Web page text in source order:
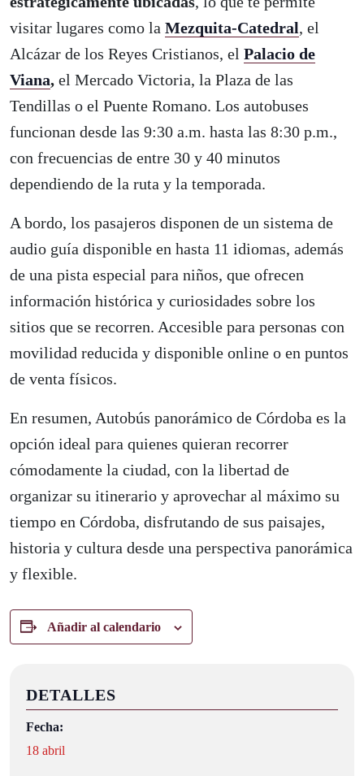
visitar lugares como la Mezquita-Catedral, el
Alcázar de los Reyes Cristianos, el Palacio de
Viana, el Mercado Victoria, la Plaza de las
Tendillas o el Puente Romano. Los autobuses
funcionan desde las 9:30 a.m. hasta las 8:30 p.m.,
con frecuencias de entre 30 y 40 minutos
dependiendo de la ruta y la temporada.
A bordo, los pasajeros disponen de un sistema de
audio guía disponible en hasta 11 idiomas, además
de una pista especial para niños, que ofrecen
información histórica y curiosidades sobre los
sitios que se recorren. Accesible para personas con
movilidad reducida y disponible online o en puntos
de venta físicos.
En resumen, Autobús panorámico de Córdoba es la
opción ideal para quienes quieran recorrer
cómodamente la ciudad, con la libertad de
organizar su itinerario y aprovechar al máximo su
tiempo en Córdoba, disfrutando de sus paisajes,
historia y cultura desde una perspectiva panorámica
y flexible.
Añadir al calendario
DETALLES
Fecha:
18 abril